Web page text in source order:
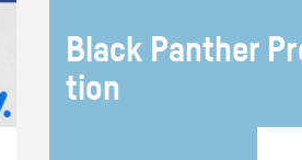
Black Pan­ther
tion